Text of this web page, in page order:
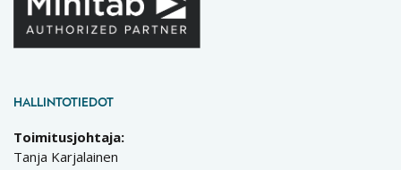
HALLINTOTIEDOT
Toimitusjohtaja:
Tanja Karjalainen